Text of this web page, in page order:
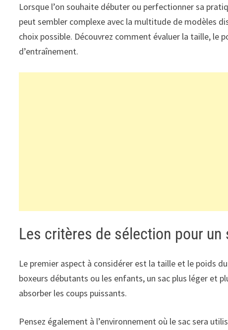
Lorsque l’on souhaite débuter ou perfectionner sa
peut sembler complexe avec la multitude de modèles
choix possible. Découvrez comment évaluer la taille, le
d’entraînement.
Les critères de sélection pour un
Le premier aspect à considérer est la taille et le poids du
boxeurs débutants ou les enfants, un sac plus léger et
absorber les coups puissants.
Pensez également à l’environnement où le sac sera